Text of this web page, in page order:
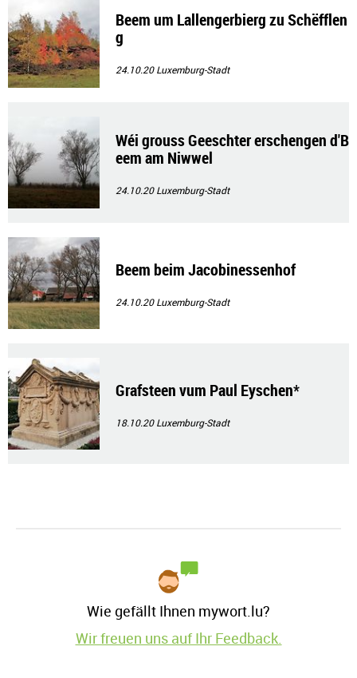
Beem um Lallengerbierg zu Schëfflen
g
24.10.20Luxemburg-Stadt
Wéi grouss Geeschter erschengen d'B
eem am Niwwel
24.10.20Luxemburg-Stadt
Beem beim Jacobinessenhof
24.10.20Luxemburg-Stadt
Grafsteen vum Paul Eyschen*
18.10.20Luxemburg-Stadt
Wie gefällt Ihnen mywort.lu?
Wir freuen uns auf Ihr Feedback.